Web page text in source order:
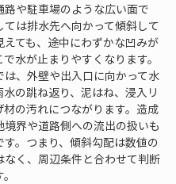
路や駐車場のような広い面で
ては排水先へ向かって傾斜して
えても、途中にわずかな凹みが
水が止まりやすくなります。
は、外壁や出入口に向かって水
水の跳ね返り、泥はね、浸入リ
材の汚れにつながります。造成
境界や道路側への流出の扱いも
。つまり、傾斜勾配は数値の
なく、周辺条件と合わせて判断